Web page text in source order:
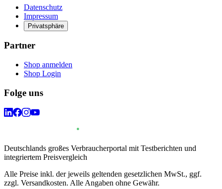
Datenschutz
Impressum
Privatsphäre
Partner
Shop anmelden
Shop Login
Folge uns
Deutschlands großes Verbraucherportal mit Testberichten und
integriertem Preisvergleich
Alle Preise inkl. der jeweils geltenden gesetzlichen MwSt., ggf.
zzgl. Versandkosten. Alle Angaben ohne Gewähr.